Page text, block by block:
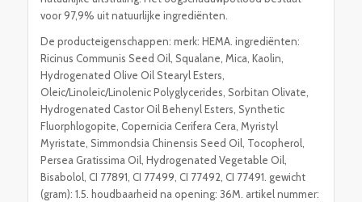
voor 97,9% uit natuurlijke ingrediënten.
De producteigenschappen: merk: HEMA. ingrediënten:
Ricinus Communis Seed Oil, Squalane, Mica, Kaolin,
Hydrogenated Olive Oil Stearyl Esters,
Oleic/Linoleic/Linolenic Polyglycerides, Sorbitan Olivate,
Hydrogenated Castor Oil Behenyl Esters, Synthetic
Fluorphlogopite, Copernicia Cerifera Cera, Myristyl
Myristate, Simmondsia Chinensis Seed Oil, Tocopherol,
Persea Gratissima Oil, Hydrogenated Vegetable Oil,
Bisabolol, CI 77891, CI 77499, CI 77492, CI 77491. gewicht
(gram): 1.5. houdbaarheid na opening: 36M. artikel nummer: